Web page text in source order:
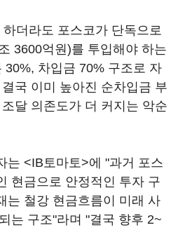
더라도 포스코가 단독으로
3600억원)를 투입해야 하는
30%, 차입금 70% 구조로 자
국 이미 높아진 순차입금 부
달 의존도가 더 커지는 악순
는 <IB토마토>에 "과거 포스
현금으로 안정적인 투자 구
는 철강 현금흐름이 미래 사
는 구조"라며 "결국 향후 2~